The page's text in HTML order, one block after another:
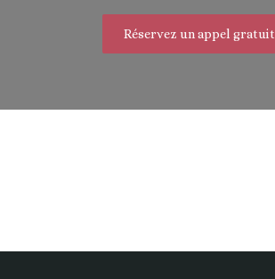
Réservez un appel gratuit